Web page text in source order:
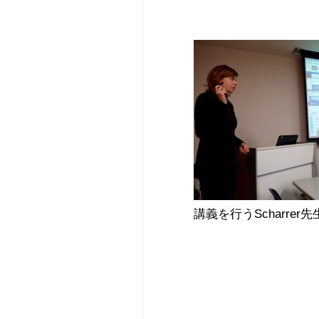
講義を行うScharrer先